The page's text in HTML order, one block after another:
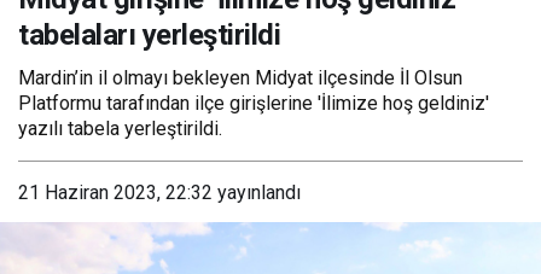
tabelaları yerleştirildi
Mardin’in il olmayı bekleyen Midyat ilçesinde İl Olsun
Platformu tarafından ilçe girişlerine 'İlimize hoş geldiniz'
yazılı tabela yerleştirildi.
21 Haziran 2023, 22:32 yayınlandı